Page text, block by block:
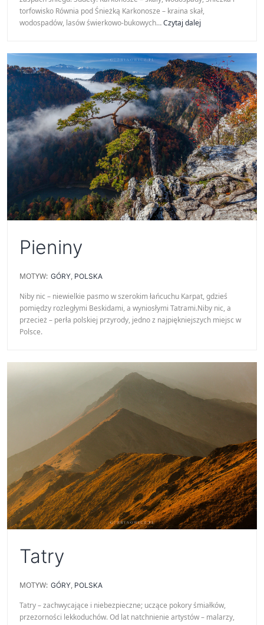
torfowisko Równia pod Śnieżką Karkonosze – kraina skał,
wodospadów, lasów świerkowo-bukowych…Czytaj dalej
Pieniny
MOTYW: GÓRY, POLSKA
Niby nic – niewielkie pasmo w szerokim łańcuchu Karpat, gdzieś
pomiędzy rozległymi Beskidami, a wyniosłymi Tatrami.Niby nic, a
przecież – perła polskiej przyrody, jedno z najpiękniejszych miejsc w
Polsce.
Tatry
MOTYW: GÓRY POLSKA
Tatry – zachwycające i niebezpieczne; uczące pokory śmiałków,
przezorności lekkoduchów. Od lat natchnienie artystów – malarzy,